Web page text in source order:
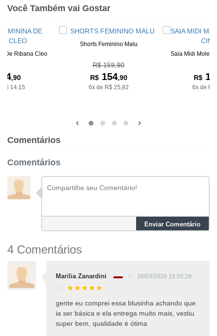
Você Também vai Gostar
De Ribana Cleo
,90
14,15
Shorts Feminino Malu
R$ 159,90
R$154,90
6x de R$ 25,82
Saia Midi
R$
6x de
Comentários
Comentários
Enviar Comentário
4 Comentários
Marilia Zanardini 26/03/2026 15:50:28
gente eu comprei essa blusinha achando que
ia ser básica e ela entrega muito mais, vestiu
super bem, qualidade é ótima